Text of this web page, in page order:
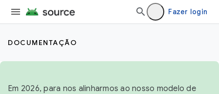
Fazer login
DOCUMENTAÇÃO
Em 2026, para nos alinharmos ao nosso modelo de